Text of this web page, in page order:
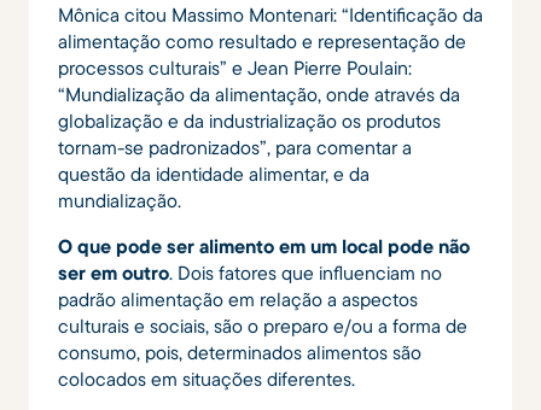
Mônica citou Massimo Montenari: “Identificação da
alimentação como resultado e representação de
processos culturais” e Jean Pierre Poulain:
“Mundialização da alimentação, onde através da
globalização e da industrialização os produtos
tornam-se padronizados”, para comentar a
questão da identidade alimentar, e da
mundialização.
O que pode ser alimento em um local pode não
ser em outro. Dois fatores que influenciam no
padrão alimentação em relação a aspectos
culturais e sociais, são o preparo e/ou a forma de
consumo, pois, determinados alimentos são
colocados em situações diferentes.